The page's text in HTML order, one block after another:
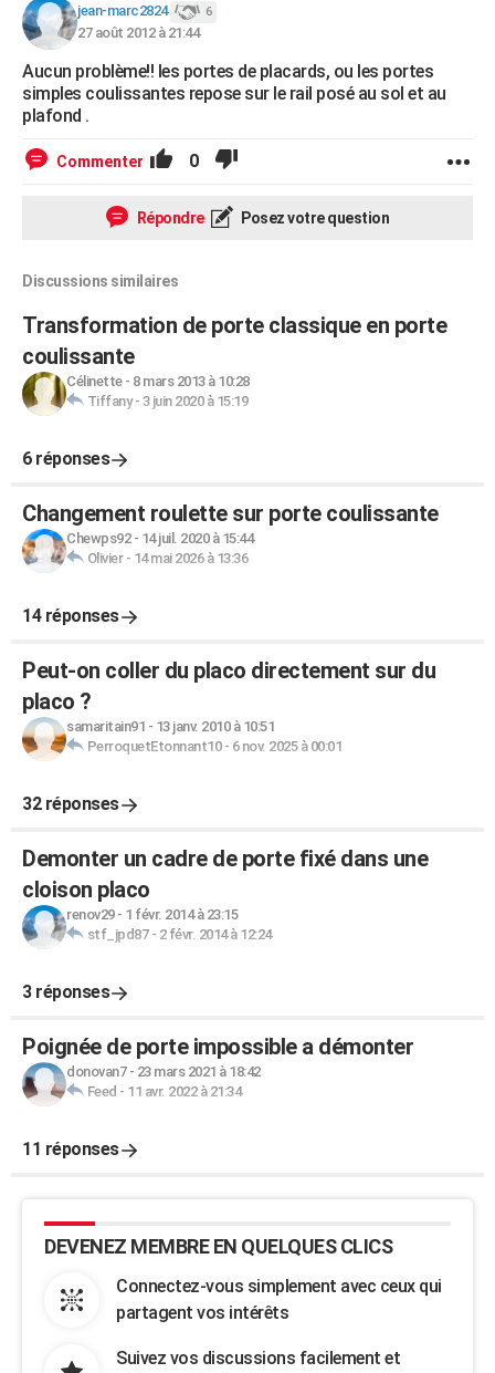
jean-marc2824 6
27 août 2012 à 21:44
Aucun problème!! les portes de placards, ou les portes
simples coulissantes repose sur le rail posé au sol et au
plafond .
Commenter 0
Répondre Posez votre question
Discussions similaires
Transformation de porte classique en porte
coulissante
Célinette- 8 mars 2013 à 10:28
Tiffany- 3 juin 2020 à 15:19
6 réponses
Changement roulette sur porte coulissante
Chewps92- 14 juil. 2020 à 15:44
Olivier- 14 mai 2026 à 13:36
14 réponses
Peut-on coller du placo directement sur du
placo ?
samaritain91 - 13 janv. 2010 à 10:51
PerroquetEtonnant10- 6 nov. 2025 à 00:01
32 réponses
Demonter un cadre de porte fixé dans une
cloison placo
renov29- 1 févr. 2014 à 23:15
stf_jpd87- 2 févr. 2014 à 12:24
3 réponses
Poignée de porte impossible a démonter
donovan7- 23 mars 2021 à 18:42
Feed - 11 avr. 2022 à 21:34
11 réponses
DEVENEZ MEMBRE EN QUELQUES CLICS
Connectez-vous simplement avec ceux qui
partagent vos intérêts
Suivez vos discussions facilement et